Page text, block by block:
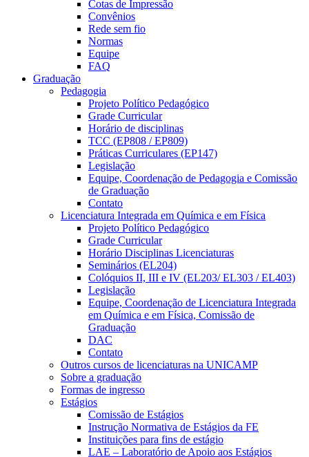
Cotas de Impressão
Convênios
Rede sem fio
Normas
Equipe
FAQ
Graduação
Pedagogia
Projeto Político Pedagógico
Grade Curricular
Horário de disciplinas
TCC (EP808 / EP809)
Práticas Curriculares (EP147)
Legislação
Equipe, Coordenação de Pedagogia e Comissão
de Graduação
Contato
Licenciatura Integrada em Química e em Física
Projeto Político Pedagógico
Grade Curricular
Horário Disciplinas Licenciaturas
Seminários (EL204)
Colóquios II, III e IV (EL203/ EL303 / EL403)
Legislação
Equipe, Coordenação de Licenciatura Integrada
em Química e em Física, Comissão de
Graduação
DAC
Contato
Outros cursos de licenciaturas na UNICAMP
Sobre a graduação
Formas de ingresso
Estágios
Comissão de Estágios
Instrução Normativa de Estágios da FE
Instituições para fins de estágio
LAE – Laboratório de Apoio aos Estágios